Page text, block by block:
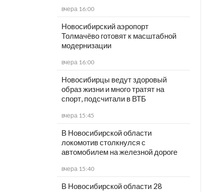
вчера 16:00
Новосибирский аэропорт
Толмачёво готовят к масштабной
модернизации
вчера 16:00
Новосибирцы ведут здоровый
образ жизни и много тратят на
спорт, подсчитали в ВТБ
вчера 15:45
В Новосибирской области
локомотив столкнулся с
автомобилем на железной дороге
вчера 15:40
В Новосибирской области 28